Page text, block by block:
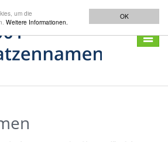
OK
um die
Weitere Informationen.